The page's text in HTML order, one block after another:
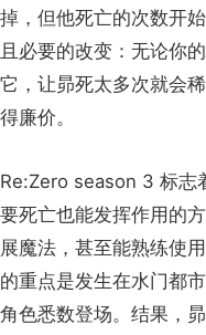
掉，但他死亡的次数开
且必要的改变：无论你
它，让昴死太多次就会
得廉价。
Re:Zero season 3 标志
要死亡也能发挥作用的
展魔法，甚至能熟练使
的重点是发生在水门都
角色悉数登场。结果，